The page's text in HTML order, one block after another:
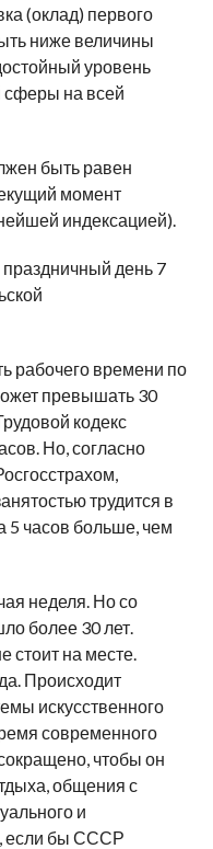
(оклад) первого
ниже величины
уровень
сферы на всей
быть равен
момент
индексацией).
день 7
рабочего времени по
превышать 30
кодекс
Но, согласно
трудится в
5 часов больше, чем
неделя. Но со
более 30 лет.
стоит на месте.
Происходит
искусственного
современного
чтобы он
общения с
и
если бы СССР